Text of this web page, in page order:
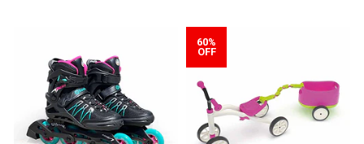
60%
OFF